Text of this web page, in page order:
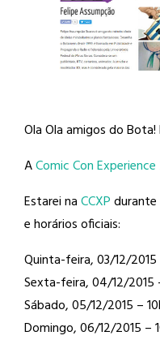
Ola Ola amigos do
AComic Con Experience
Estarei naCCXP
e horários oficiais:
Quinta-feira, 03/12/2015
Sexta-feira, 04/12/2015
Sábado, 05/12/2015 –
Domingo, 06/12/2015 –